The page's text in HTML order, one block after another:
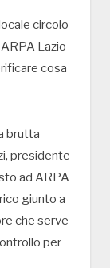
circolo
Lazio
cosa
brutta
presidente
ad ARPA
giunto a
che serve
per